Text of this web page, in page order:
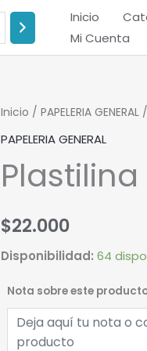
Inicio
Mi Cuenta
Inicio / PAPELERIA GENERAL
PAPELERIA GENERAL
$22.000
Disponibilidad: 64
Nota sobre este
Plastilina
parchesitos
cantidad